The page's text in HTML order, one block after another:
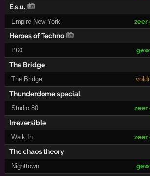
E.s.u.
Empire New York zeer
Heroes of Techno
P60
The Bridge
The Bridge
Thunderdome special
Studio 80 zeer
Irreversible
Walk In zeer
The chaos theory
Nighttown